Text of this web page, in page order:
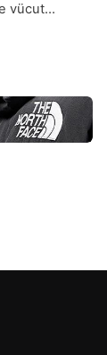
vücut
hafif olur ve
sorunudur.